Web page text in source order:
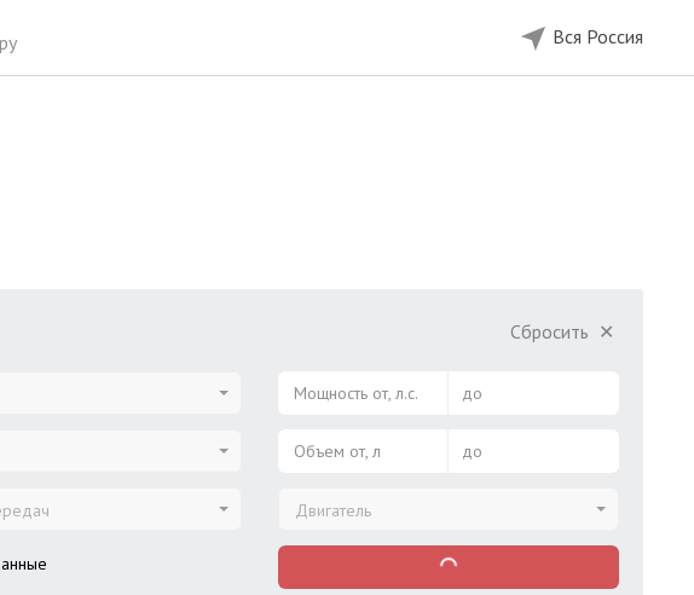
Вся Россия
Сбросить ✕
Мощность от, л.с. до
Объем от, л до
Двигатель